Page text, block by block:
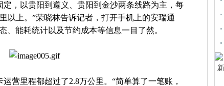
，以贵阳到遵义、贵阳到金沙两条线路为主，每
以上。”荣晓林告诉记者，打开手机上的安瑞通
、能耗统计以及节约成本等信息一目了然。
营里程都超过了2.8万公里。“简单算了一笔账，